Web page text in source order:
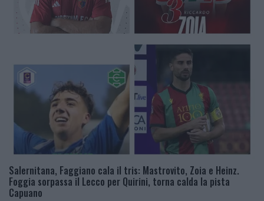
Salernitana, Faggiano cala il tris: Mastrovito, Zoia e Heinz.
Foggia sorpassa il Lecco per Quirini, torna calda la pista
Capuano